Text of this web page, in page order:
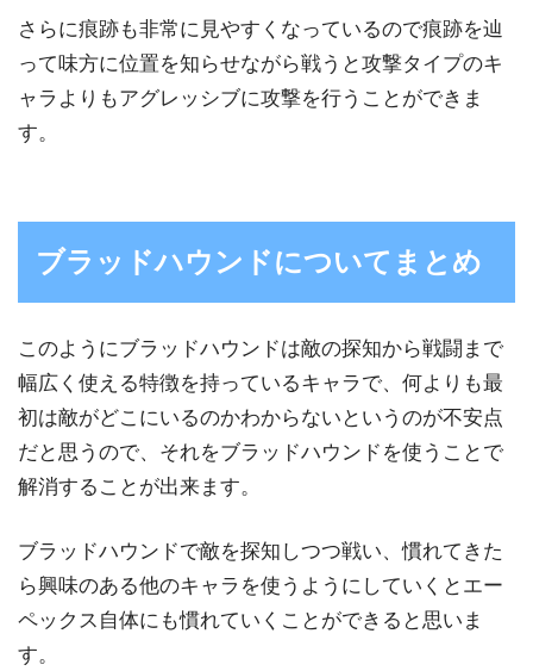
さらに痕跡も非常に見やすくなっているので痕跡を辿
って味方に位置を知らせながら戦うと攻撃タイプのキ
ャラよりもアグレッシブに攻撃を行うことができま
す。
ブラッドハウンドについてまとめ
このようにブラッドハウンドは敵の探知から戦闘まで
幅広く使える特徴を持っているキャラで、何よりも最
初は敵がどこにいるのかわからないというのが不安点
だと思うので、それをブラッドハウンドを使うことで
解消することが出来ます。
ブラッドハウンドで敵を探知しつつ戦い、慣れてきた
ら興味のある他のキャラを使うようにしていくとエー
ペックス自体にも慣れていくことができると思いま
す。